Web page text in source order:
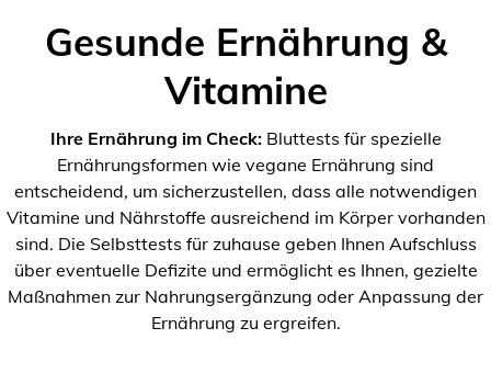
Gesunde Ernährung &
Vitamine
Ihre Ernährung im Check:Bluttests für spezielle
Ernährungsformen wie vegane Ernährung sind
entscheidend, um sicherzustellen, dass alle notwendigen
Vitamine und Nährstoffe ausreichend im Körper vorhanden
sind. Die Selbsttests für zuhause geben Ihnen Aufschluss
über eventuelle Defizite und ermöglicht es Ihnen, gezielte
Maßnahmen zur Nahrungsergänzung oder Anpassung der
Ernährung zu ergreifen.